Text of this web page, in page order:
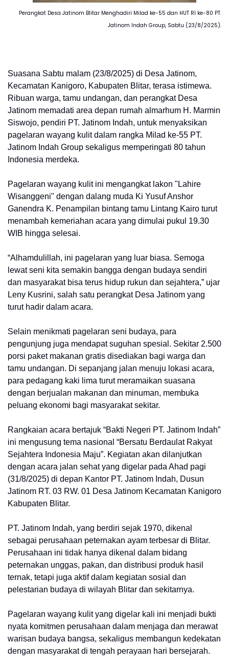
Perangkat Desa Jatinom Blitar Menghadiri Milad ke-55 dan HUT RI ke-80 PT.
Jatinom Indah Group, Sabtu (23/8/2025).
Suasana Sabtu malam (23/8/2025) di Desa Jatinom,
Kecamatan Kanigoro, Kabupaten Blitar, terasa istimewa.
Ribuan warga, tamu undangan, dan perangkat Desa
Jatinom memadati area depan rumah almarhum H. Marmin
Siswojo, pendiri PT. Jatinom Indah, untuk menyaksikan
pagelaran wayang kulit dalam rangka Milad ke-55 PT.
Jatinom Indah Group sekaligus memperingati 80 tahun
Indonesia merdeka.
Pagelaran wayang kulit ini mengangkat lakon "Lahire
Wisanggeni" dengan dalang muda Ki Yusuf Anshor
Ganendra K. Penampilan bintang tamu Lintang Kairo turut
menambah kemeriahan acara yang dimulai pukul 19.30
WIB hingga selesai.
“Alhamdulillah, ini pagelaran yang luar biasa. Semoga
lewat seni kita semakin bangga dengan budaya sendiri
dan masyarakat bisa terus hidup rukun dan sejahtera,” ujar
Leny Kusrini, salah satu perangkat Desa Jatinom yang
turut hadir dalam acara.
Selain menikmati pagelaran seni budaya, para
pengunjung juga mendapat suguhan spesial. Sekitar 2.500
porsi paket makanan gratis disediakan bagi warga dan
tamu undangan. Di sepanjang jalan menuju lokasi acara,
para pedagang kaki lima turut meramaikan suasana
dengan berjualan makanan dan minuman, membuka
peluang ekonomi bagi masyarakat sekitar.
Rangkaian acara bertajuk “Bakti Negeri PT. Jatinom Indah”
ini mengusung tema nasional “Bersatu Berdaulat Rakyat
Sejahtera Indonesia Maju”. Kegiatan akan dilanjutkan
dengan acara jalan sehat yang digelar pada Ahad pagi
(31/8/2025) di depan Kantor PT. Jatinom Indah, Dusun
Jatinom RT. 03 RW. 01 Desa Jatinom Kecamatan Kanigoro
Kabupaten Blitar.
PT. Jatinom Indah, yang berdiri sejak 1970, dikenal
sebagai perusahaan peternakan ayam terbesar di Blitar.
Perusahaan ini tidak hanya dikenal dalam bidang
peternakan unggas, pakan, dan distribusi produk hasil
ternak, tetapi juga aktif dalam kegiatan sosial dan
pelestarian budaya di wilayah Blitar dan sekitarnya.
Pagelaran wayang kulit yang digelar kali ini menjadi bukti
nyata komitmen perusahaan dalam menjaga dan merawat
warisan budaya bangsa, sekaligus membangun kedekatan
dengan masyarakat di tengah perayaan hari bersejarah.